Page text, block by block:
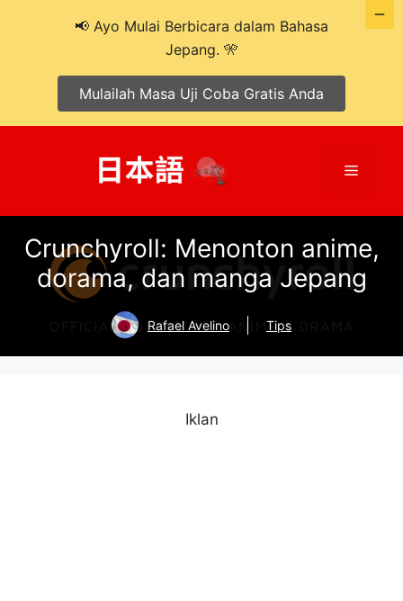
Menu
Crunchyroll: Menonton anime,
dorama, dan manga Jepang
Rafael Avelino Tips
Iklan
📢 Ayo Mulai Berbicara dalam Bahasa
Jepang. 🎌
Mulailah Masa Uji Coba Gratis Anda